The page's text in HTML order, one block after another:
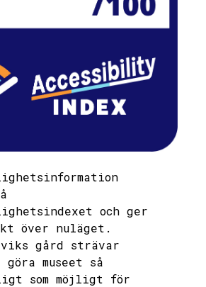
och ger
över nuläget.
gård strävar
museet så
som möjligt för